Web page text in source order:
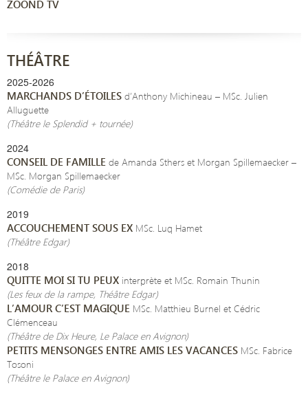
ZOOND TV
THÉÂTRE
2025-2026
MARCHANDS D’ÉTOILES d’Anthony Michineau – MSc. Julien
Alluguette
(Théâtre le Splendid + tournée)
2024
CONSEIL DE FAMILLE de Amanda Sthers et Morgan Spillemaecker –
MSc. Morgan Spillemaecker
(Comédie de Paris)
2019
ACCOUCHEMENT SOUS EX MSc. Luq Hamet
(Théâtre Edgar)
2018
QUITTE MOI SI TU PEUX interprète et MSc. Romain Thunin
(Les feux de la rampe, Théâtre Edgar)
L’AMOUR C’EST MAGIQUE MSc. Matthieu Burnel et Cédric
Clémenceau
(Théâtre de Dix Heure, Le Palace en Avignon)
PETITS MENSONGES ENTRE AMIS LES VACANCES MSc. Fabrice
Tosoni
(Théâtre le Palace en Avignon)